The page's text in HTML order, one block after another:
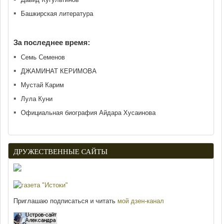
Башкирская литература
За последнее время:
Семь Семенов
ДЖАМИНАТ КЕРИМОВА
Мустай Карим
Лула Куни
Официальная биография Айдара Хусаинова
ДРУЖЕСТВЕННЫЕ САЙТЫ
Приглашаю подписаться и читать мой дзен-канал